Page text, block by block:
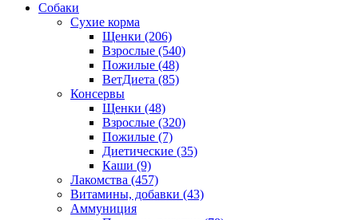
Собаки
Сухие корма
Щенки (206)
Взрослые (540)
Пожилые (48)
ВетДиета (85)
Консервы
Щенки (48)
Взрослые (320)
Пожилые (7)
Диетические (35)
Каши (9)
Лакомства (457)
Витамины, добавки (43)
Аммуниция